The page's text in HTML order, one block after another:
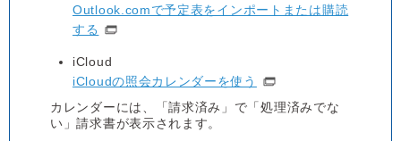
Outlook.comで予定表をインポートまたは購読
する
iCloud
iCloudの照会カレンダーを使う
カレンダーには、「請求済み」で「処理済みでな
い」請求書が表示されます。